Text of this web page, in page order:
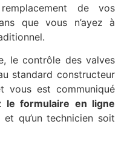
de vos
que vous n’ayez à
le contrôle des valves
standard constructeur
vous est communiqué
le formulaire en ligne
et qu’un technicien soit